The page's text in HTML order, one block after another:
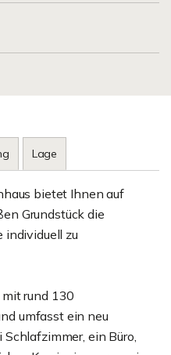
Lage
bietet Ihnen auf
Grundstück die
individuell zu
rund 130
umfasst ein neu
ein Büro,